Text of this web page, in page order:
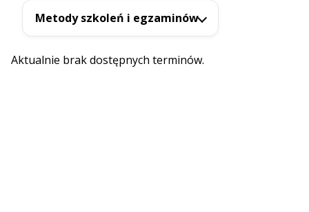
Metody szkoleń i egzaminów
Aktualnie brak dostępnych terminów.